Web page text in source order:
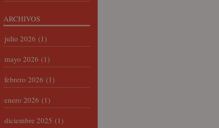
ARCHIVOS
julio 2026 (1)
mayo 2026 (1)
febrero 2026 (1)
enero 2026 (1)
diciembre 2025 (1)